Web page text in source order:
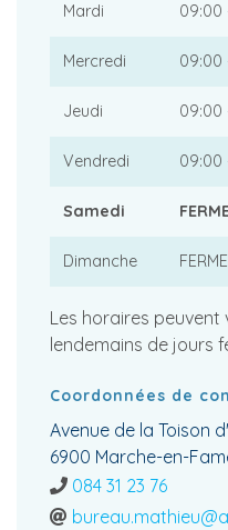
Mardi 09:00
Mercredi 09:00
Jeudi 09:00
Vendredi 09:00
Samedi
Dimanche FERME
Les horaires peuvent
lendemains de jours
Coordonnées de
Avenue de la Toison
6900 Marche-en-
084 31 23 76